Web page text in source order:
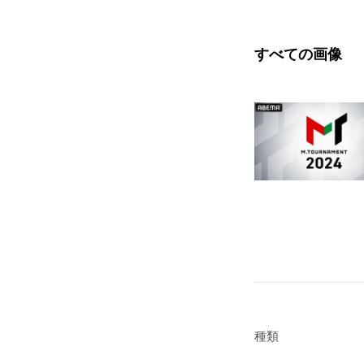
すべての画像
種類